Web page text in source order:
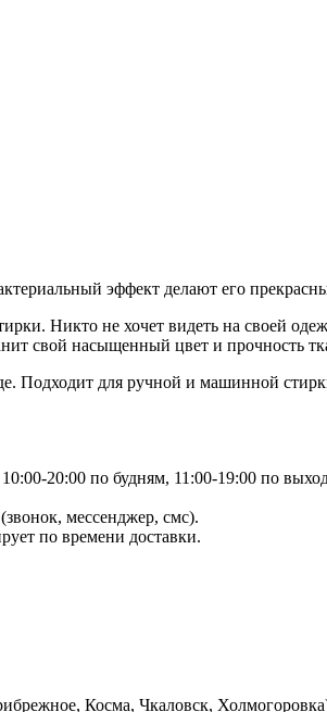
эффект делают его
Никто не хочет видеть на своей
свой насыщенный цвет и прочность
Подходит для ручной и машинной
10:00-20:00 по будням, 11:00-19:00 по
мессенджер, смс).
по времени доставки.
Косма, Чкаловск,